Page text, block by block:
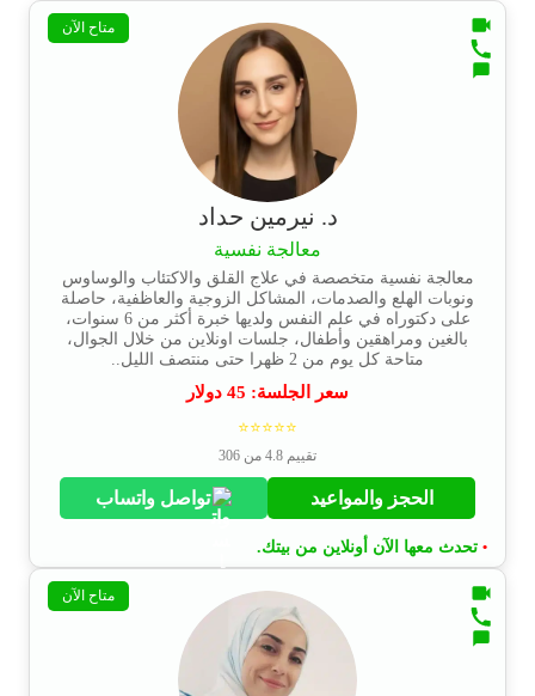
متاح الآن
د. نيرمين حداد
معالجة نفسية
معالجة نفسية متخصصة في علاج القلق والاكتئاب والوساوس
ونوبات الهلع والصدمات، المشاكل الزوجية والعاظفية، حاصلة
على دكتوراه في علم النفس ولديها خبرة أكثر من 6 سنوات،
بالغين ومراهقين وأطفال، جلسات اونلاين من خلال الجوال،
متاحة كل يوم من 2 ظهرا حتى منتصف الليل..
سعر الجلسة: 45 دولار
⭐⭐⭐⭐⭐
تقييم 4.8 من 306
الحجز والمواعيد تواصل واتساب
• تحدث معها الآن أونلاين من بيتك.
متاح الآن